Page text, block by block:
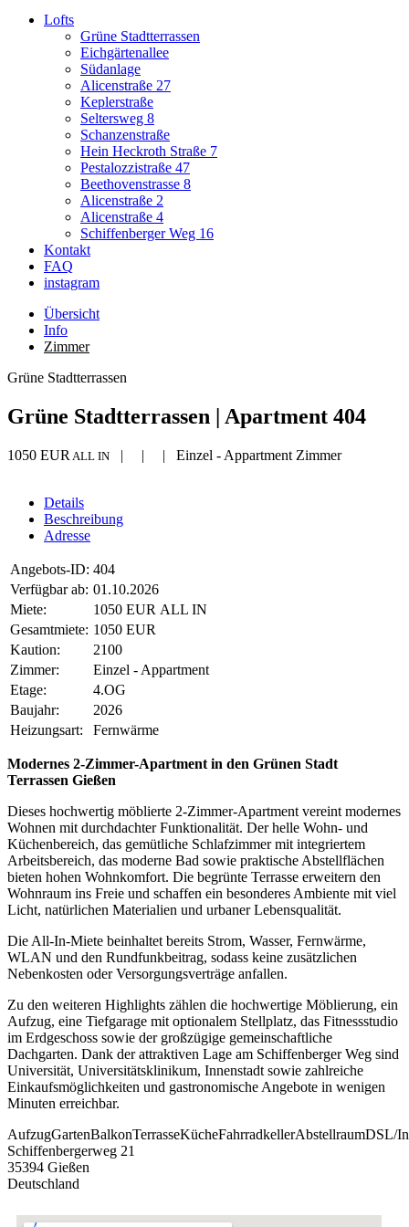
Lofts
Grüne Stadtterrassen
Eichgärtenallee
Südanlage
Alicenstraße 27
Keplerstraße
Seltersweg 8
Schanzenstraße
Hein Heckroth Straße 7
Pestalozzistraße 47
Beethovenstrasse 8
Alicenstraße 2
Alicenstraße 4
Schiffenberger Weg 16
Kontakt
FAQ
instagram
Übersicht
Info
Zimmer
Grüne Stadtterrassen
Grüne Stadtterrassen | Apartment 404
1050 EUR ALL IN | | | Einzel - Appartment Zimmer
Details
Beschreibung
Adresse
Angebots-ID: 404
Verfügbar ab: 01.10.2026
Miete:
1050 EUR ALL IN
Gesamtmiete: 1050 EUR
Kaution:
2100
Zimmer:
Einzel - Appartment
Etage:
4.OG
Baujahr:
2026
Heizungsart:
Fernwärme
Modernes 2-Zimmer-Apartment in den Grünen Stadt
Terrassen Gießen
Dieses hochwertig möblierte 2-Zimmer-Apartment vereint modernes
Wohnen mit durchdachter Funktionalität. Der helle Wohn- und
Küchenbereich, das gemütliche Schlafzimmer mit integriertem
Arbeitsbereich, das moderne Bad sowie praktische Abstellflächen
bieten hohen Wohnkomfort. Die begrünte Terrasse erweitern den
Wohnraum ins Freie und schaffen ein besonderes Ambiente mit viel
Licht, natürlichen Materialien und urbaner Lebensqualität.
Die All-In-Miete beinhaltet bereits Strom, Wasser, Fernwärme,
WLAN und den Rundfunkbeitrag, sodass keine zusätzlichen
Nebenkosten oder Versorgungsverträge anfallen.
Zu den weiteren Highlights zählen die hochwertige Möblierung, ein
Aufzug, eine Tiefgarage mit optionalem Stellplatz, das Fitnessstudio
im Erdgeschoss sowie der großzügige gemeinschaftliche
Dachgarten. Dank der attraktiven Lage am Schiffenberger Weg sind
Universität, Universitätsklinikum, Innenstadt sowie zahlreiche
Einkaufsmöglichkeiten und gastronomische Angebote in wenigen
Minuten erreichbar.
AufzugGartenBalkonTerrasseKücheFahrradkellerAbstellraumDSL/
Schiffenbergerweg 21
35394 Gießen
Deutschland